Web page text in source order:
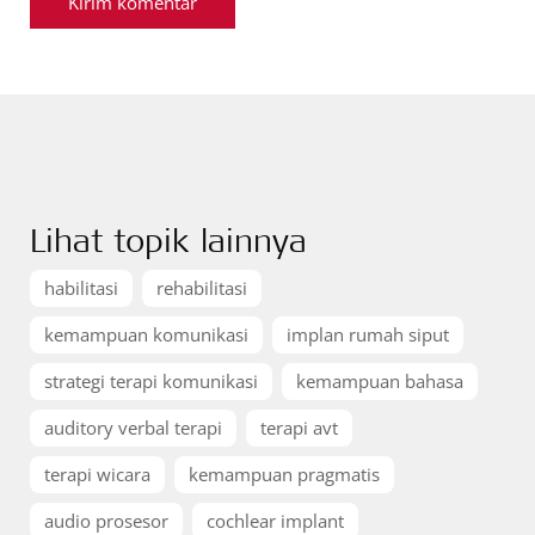
Lihat topik lainnya
habilitasi
rehabilitasi
kemampuan komunikasi
implan rumah siput
strategi terapi komunikasi
kemampuan bahasa
auditory verbal terapi
terapi avt
terapi wicara
kemampuan pragmatis
audio prosesor
cochlear implant